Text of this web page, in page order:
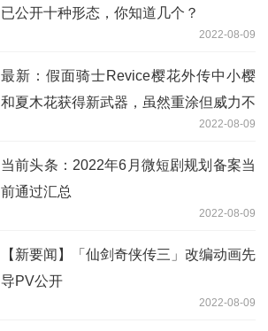
已公开十种形态，你知道几个？
2022-08-09
最新：假面骑士Revice樱花外传中小樱
和夏木花获得新武器，虽然重涂但威力不
2022-08-09
当前头条：2022年6月微短剧规划备案当
前通过汇总
2022-08-09
【新要闻】「仙剑奇侠传三」改编动画先
导PV公开
2022-08-09